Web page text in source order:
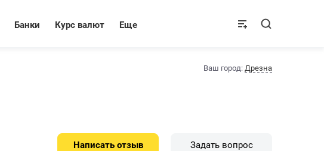
Банки Курс валют Еще
Ваш город: Дрезна
Написать отзыв Задать вопрос